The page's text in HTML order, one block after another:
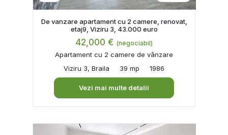
De vanzare apartament cu 2 camere, renovat,
etaj9, Viziru 3, 43.000 euro
42,000 € (negociabil)
Apartament cu 2 camere de vânzare
Viziru 3, Braila
39 mp 1986
Vezi mai multe detalii